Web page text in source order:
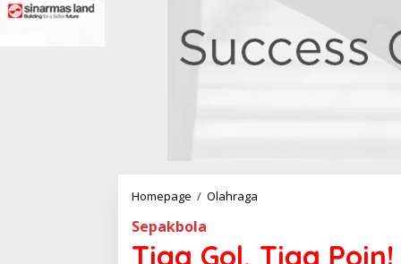
Homepage / Olahraga
a
Sepakbola
Tiga Gol, Tiga